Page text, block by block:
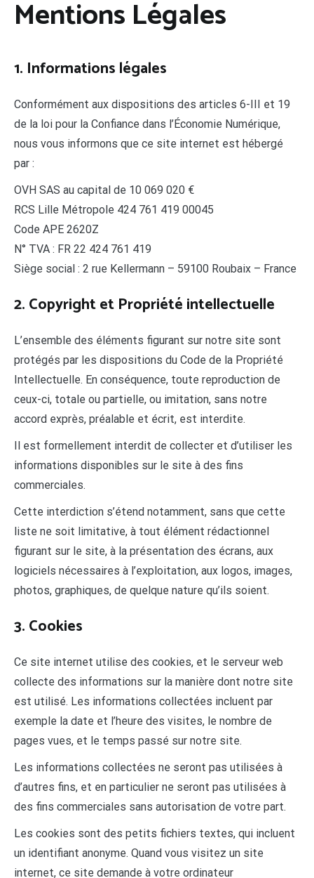
Mentions Légales
1. Informations légales
Conformément aux dispositions des articles 6-III et 19
de la loi pour la Confiance dans l’Économie Numérique,
nous vous informons que ce site internet est hébergé
par :
OVH SAS au capital de 10 069 020 €
RCS Lille Métropole 424 761 419 00045
Code APE 2620Z
N° TVA : FR 22 424 761 419
Siège social : 2 rue Kellermann – 59100 Roubaix – France
2. Copyright et Propriété intellectuelle
L’ensemble des éléments figurant sur notre site sont
protégés par les dispositions du Code de la Propriété
Intellectuelle. En conséquence, toute reproduction de
ceux-ci, totale ou partielle, ou imitation, sans notre
accord exprès, préalable et écrit, est interdite.
Il est formellement interdit de collecter et d’utiliser les
informations disponibles sur le site à des fins
commerciales.
Cette interdiction s’étend notamment, sans que cette
liste ne soit limitative, à tout élément rédactionnel
figurant sur le site, à la présentation des écrans, aux
logiciels nécessaires à l’exploitation, aux logos, images,
photos, graphiques, de quelque nature qu’ils soient.
3. Cookies
Ce site internet utilise des cookies, et le serveur web
collecte des informations sur la manière dont notre site
est utilisé. Les informations collectées incluent par
exemple la date et l’heure des visites, le nombre de
pages vues, et le temps passé sur notre site.
Les informations collectées ne seront pas utilisées à
d’autres fins, et en particulier ne seront pas utilisées à
des fins commerciales sans autorisation de votre part.
Les cookies sont des petits fichiers textes, qui incluent
un identifiant anonyme. Quand vous visitez un site
internet, ce site demande à votre ordinateur